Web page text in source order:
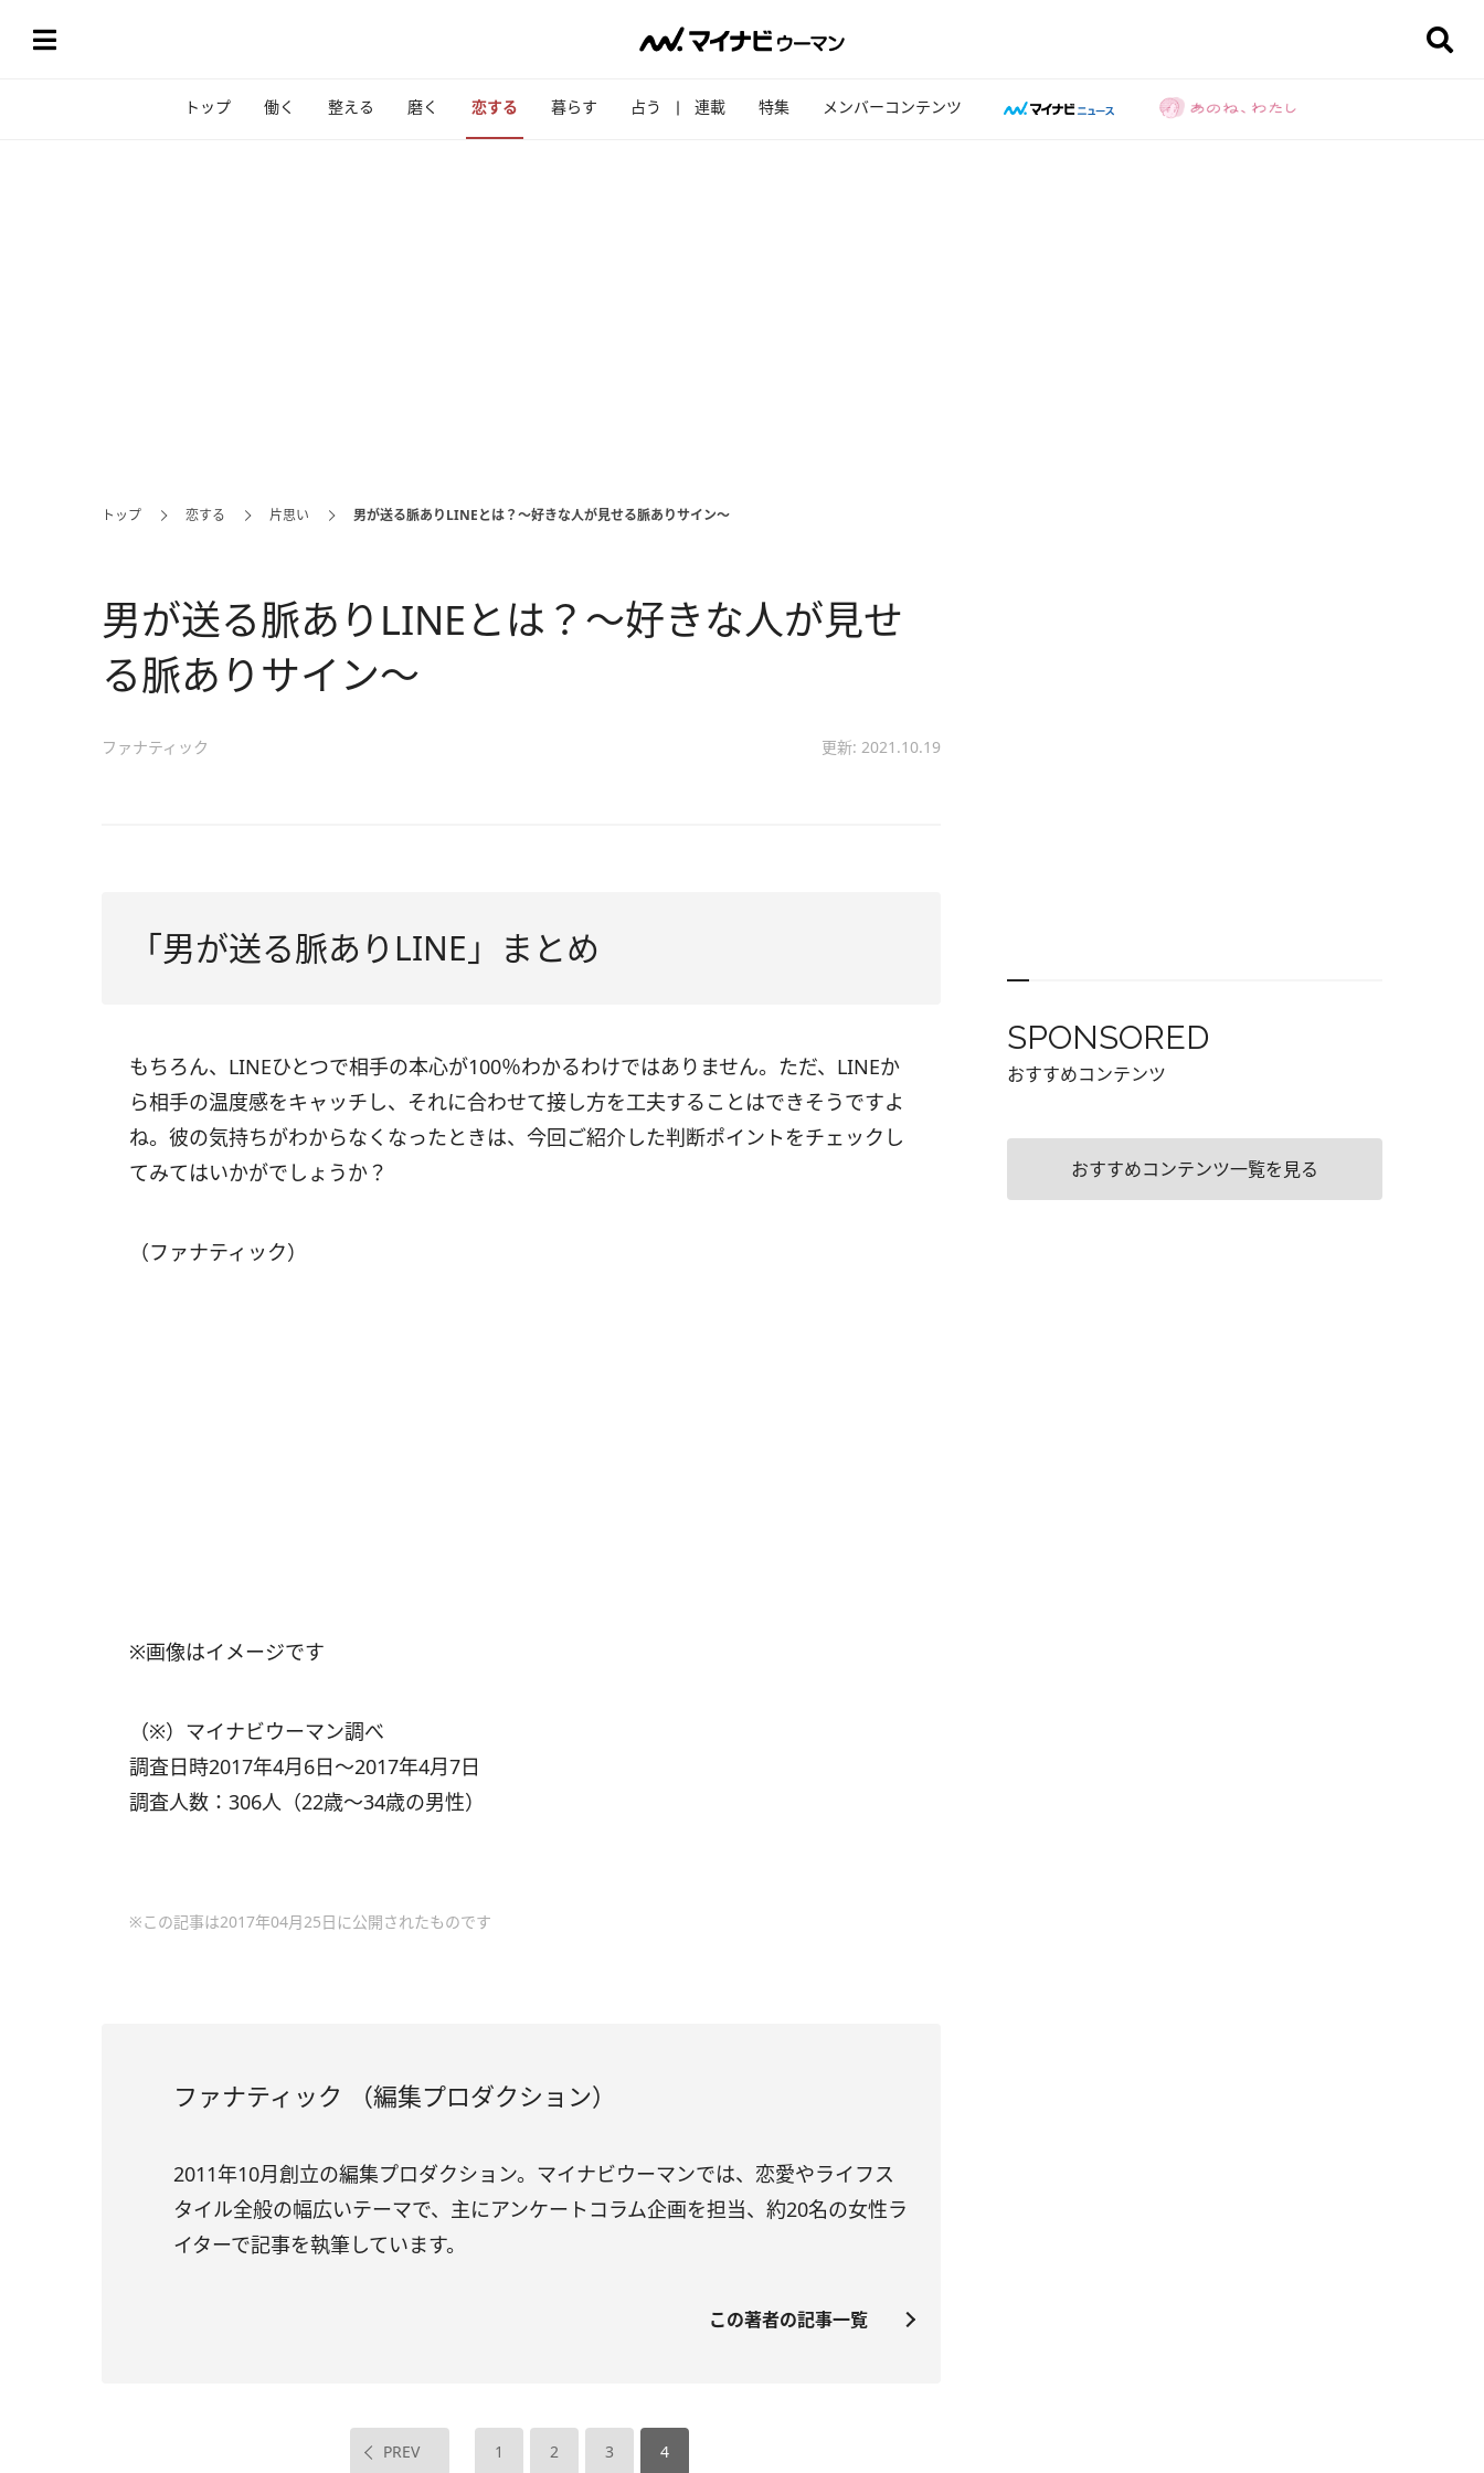
トップ 働く 整える 磨く 恋する 暮らす 占う 連載 特集 メンバーコンテンツ
トップ 恋する 片思い 男が送る脈ありLINEとは？～好きな人が見せる脈ありサイン～
男が送る脈ありLINEとは？～好きな人が見せ
る脈ありサイン～
ファナティック 更新: 2021.10.19
「男が送る脈ありLINE」まとめ
もちろん、LINEひとつで相手の本心が100％わかるわけではありません。ただ、LINEか
ら相手の温度感をキャッチし、それに合わせて接し方を工夫することはできそうですよ
ね。彼の気持ちがわからなくなったときは、今回ご紹介した判断ポイントをチェックし
てみてはいかがでしょうか？
（ファナティック）
※画像はイメージです
（※）マイナビウーマン調べ
調査日時2017年4月6日～2017年4月7日
調査人数：306人（22歳～34歳の男性）
※この記事は2017年04月25日に公開されたものです
ファナティック （編集プロダクション）
2011年10月創立の編集プロダクション。マイナビウーマンでは、恋愛やライフス
タイル全般の幅広いテーマで、主にアンケートコラム企画を担当、約20名の女性ラ
イターで記事を執筆しています。
この著者の記事一覧
PREV 1 2 3 4
SPONSORED
おすすめコンテンツ
おすすめコンテンツ一覧を見る